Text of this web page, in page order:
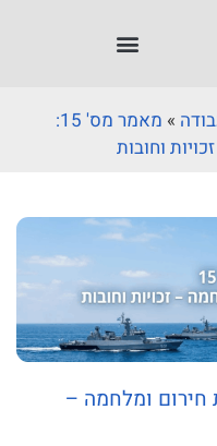
»
מאמר מס' 15:
וחובות
חירום ומלחמה –